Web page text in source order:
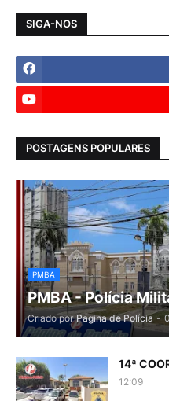
SIGA-NOS
POSTAGENS POPULARES
PMBA
PMBA - Polícia
Criado por Pagina de Polícia -
14ª
12:09